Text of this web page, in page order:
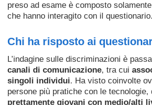
preso ad esame è composto
che hanno interagito con il questionario.
Chi ha risposto ai
L’indagine sulle discriminazioni è
canali di comunicazione, tra cui
singoli individui. Ha visto coinvolte
persone più pratiche con le tecnologie,
prettamente giovani con medio/alti